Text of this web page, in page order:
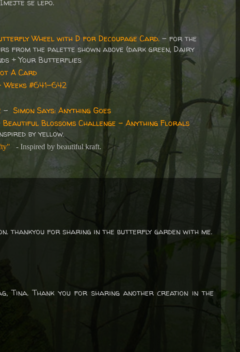
Imejte se lepo.
Wheel with D for Decoupage Card. - for the
from the palette shown above (dark green, Dairy
+ Your Butterflies
A Card
Weeks #641-642
- Simon Says: Anything Goes
Beautiful Blossoms Challenge - Anything Florals
by yellow.
- Inspired by beautiful kraft.
thankyou for sharing in the butterfly garden with me.
Tina. Thank you for sharing another creation in the